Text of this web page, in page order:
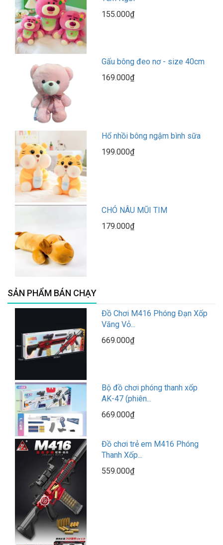
155.000₫
Gấu bông đeo nơ - size 40cm
169.000₫
Hổ nhồi bông ngậm bình sữa
199.000₫
CHÓ NÂU MŨI TIM
179.000₫
SẢN PHẨM BÁN CHẠY
Đồ Chơi M416 Phóng Đạn Xốp
Văng Vỏ...
669.000₫
Bộ đồ chơi phóng thanh xốp
AK-47 (phiên...
669.000₫
Đồ chơi trẻ em M416 Phóng
Thanh Xốp...
559.000₫